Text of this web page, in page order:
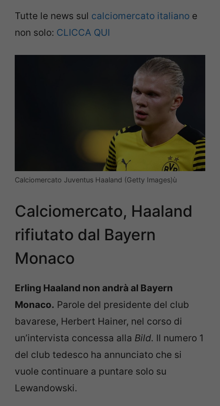
Tutte le news sul calciomercato italiano e
non solo: CLICCA QUI
Calciomercato Juventus Haaland (Getty Images)ù
Calciomercato, Haaland
rifiutato dal Bayern
Monaco
Erling Haaland non andrà al Bayern
Monaco. Parole del presidente del club
bavarese, Herbert Hainer, nel corso di
un’intervista concessa alla Bild. Il numero 1
del club tedesco ha annunciato che si
vuole continuare a puntare solo su
Lewandowski.